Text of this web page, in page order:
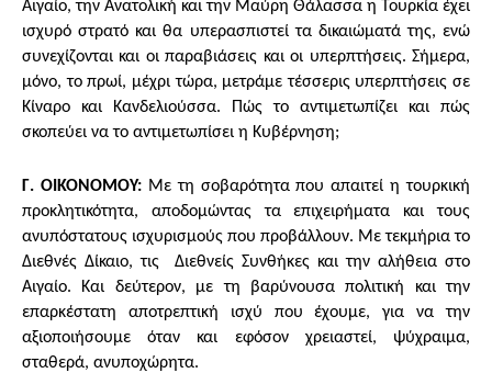
Αιγαίο, την Ανατολική και την Μαύρη Θάλασσα η Τουρκία έχει
ισχυρό στρατό και θα υπερασπιστεί τα δικαιώματά της, ενώ
συνεχίζονται και οι παραβιάσεις και οι υπερπτήσεις. Σήμερα,
μόνο, το πρωί, μέχρι τώρα, μετράμε τέσσερις υπερπτήσεις σε
Κίναρο και Κανδελιούσσα. Πώς το αντιμετωπίζει και πώς
σκοπεύει να το αντιμετωπίσει η Κυβέρνηση;
Γ. ΟΙΚΟΝΟΜΟΥ: Με τη σοβαρότητα που απαιτεί η τουρκική
προκλητικότητα, αποδομώντας τα επιχειρήματα και τους
ανυπόστατους ισχυρισμούς που προβάλλουν. Με τεκμήρια το
Διεθνές Δίκαιο, τις Διεθνείς Συνθήκες και την αλήθεια στο
Αιγαίο. Και δεύτερον, με τη βαρύνουσα πολιτική και την
επαρκέστατη αποτρεπτική ισχύ που έχουμε, για να την
αξιοποιήσουμε όταν και εφόσον χρειαστεί, ψύχραιμα,
σταθερά, ανυποχώρητα.